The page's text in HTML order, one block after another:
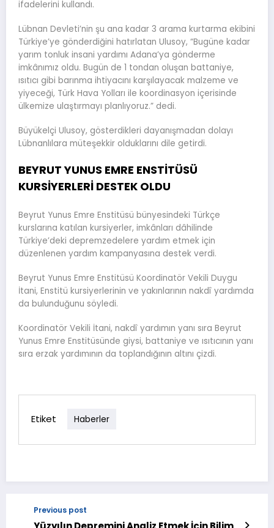
ifadelerini kullandı.
Lübnan Devleti’nin şu ana kadar 3 arama kurtarma ekibini
Türkiye’ye gönderdiğini hatırlatan Ulusoy, “Bugüne kadar
yarım tonluk insani yardımı Adana’ya gönderme
imkânımız oldu. Bugün de 1 tondan oluşan battaniye,
ısıtıcı gibi barınma ihtiyacını karşılayacak malzeme ve
yiyeceği, Türk Hava Yolları ile koordinasyon içerisinde
ülkemize ulaştırmayı planlıyoruz.” dedi.
Büyükelçi Ulusoy, gösterdikleri dayanışmadan dolayı
Lübnanlılara müteşekkir olduklarını dile getirdi.
BEYRUT YUNUS EMRE ENSTİTÜSÜ
KURSİYERLERİ DESTEK OLDU
Beyrut Yunus Emre Enstitüsü bünyesindeki Türkçe
kurslarına katılan kursiyerler, imkânları dâhilinde
Türkiye’deki depremzedelere yardım etmek için
düzenlenen yardım kampanyasına destek verdi.
Beyrut Yunus Emre Enstitüsü Koordinatör Vekili Duygu
İtani, Enstitü kursiyerlerinin ve yakınlarının nakdî yardımda
da bulunduğunu söyledi.
Koordinatör Vekili İtani, nakdî yardımın yanı sıra Beyrut
Yunus Emre Enstitüsünde giysi, battaniye ve ısıtıcının yanı
sıra erzak yardımının da toplandığının altını çizdi.
Etiket Haberler
Previous post